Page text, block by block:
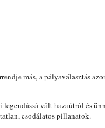
más, a pályaválasztás
vált hazaútról és
csodálatos pillanatok.